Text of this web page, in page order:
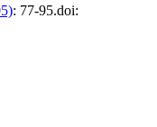
: 77-95.doi: